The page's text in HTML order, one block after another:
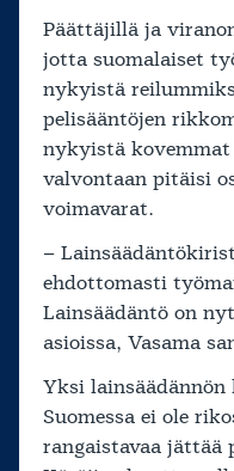
Päättäjillä ja
jotta suomalaiset
nykyistä
pelisääntöjen
nykyistä
valvontaan pitäisi
voimavarat.
–
ehdottomasti
Lainsäädäntö on
asioissa, Vasama
Yksi
Suomessa ei ole
rangaistavaa jättää